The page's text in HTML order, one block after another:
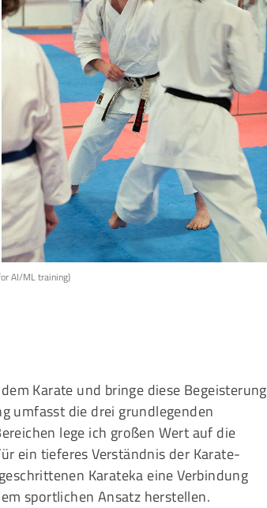
AI/ML training)
Karate und bringe diese Begeisterung
umfasst die drei grundlegenden
lege ich großen Wert auf die
ein tieferes Verständnis der Karate-
Karateka eine Verbindung
sportlichen Ansatz herstellen.
Mitglieder-Service
Alles zur Mitgliedschaft
Downloads
Termine
Fragen & Antworten